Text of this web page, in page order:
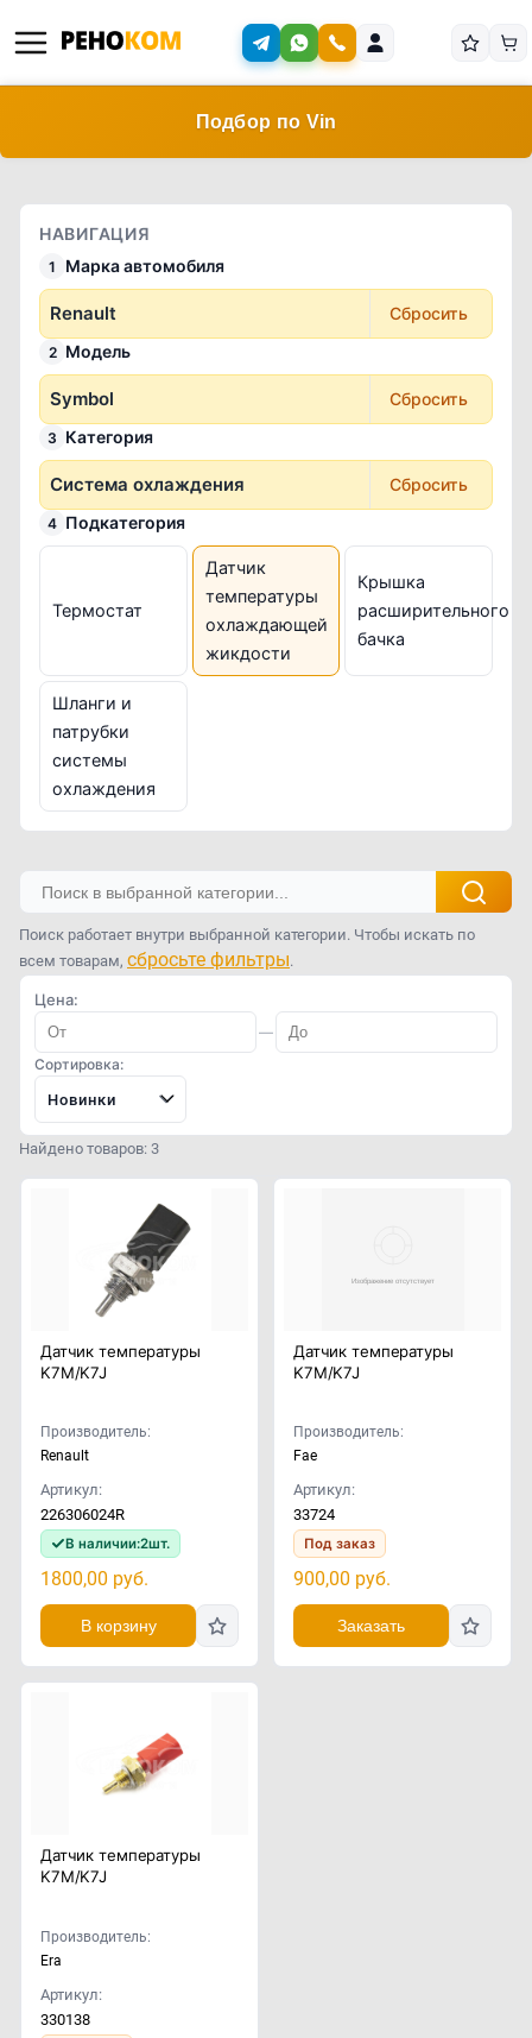
Подбор по Vin
НАВИГАЦИЯ
1 Марка автомобиля
Renault Сбросить
2 Модель
Symbol Сбросить
3 Категория
Система охлаждения Сбросить
4 Подкатегория
Термостат
Датчик
температуры
охлаждающей
жикдости
Крышка
расширительного
бачка
Шланги и
патрубки
системы
охлаждения
Поиск работает внутри выбранной категории. Чтобы искать по
всем товарам, сбросьте фильтры.
Цена:
—
Сортировка:
Новинки
Найдено товаров: 3
Датчик температуры
K7M/K7J
Производитель:
Renault
Артикул:
226306024R
В наличии:2шт.
1800,00 руб.
В корзину
Датчик температуры
K7M/K7J
Производитель:
Fae
Артикул:
33724
Под заказ
900,00 руб.
Заказать
Датчик температуры
K7M/K7J
Производитель:
Era
Артикул:
330138